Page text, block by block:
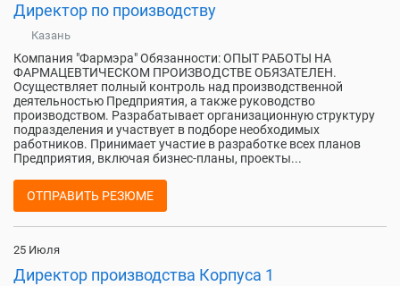
Директор по производству
Казань
Компания "Фармэра" Обязанности: ОПЫТ РАБОТЫ НА
ФАРМАЦЕВТИЧЕСКОМ ПРОИЗВОДСТВЕ ОБЯЗАТЕЛЕН.
Осуществляет полный контроль над производственной
деятельностью Предприятия, а также руководство
производством. Разрабатывает организационную структуру
подразделения и участвует в подборе необходимых
работников. Принимает участие в разработке всех планов
Предприятия, включая бизнес-планы, проекты...
ОТПРАВИТЬ РЕЗЮМЕ
25 Июля
Директор производства Корпуса 1